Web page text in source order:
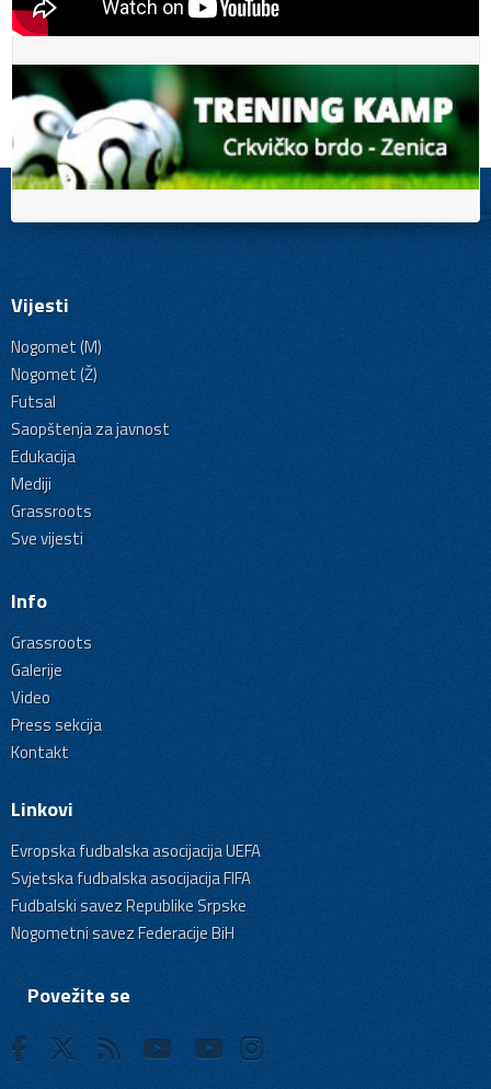
Vijesti
Nogomet (M)
Nogomet (Ž)
Futsal
Saopštenja za javnost
Edukacija
Mediji
Grassroots
Sve vijesti
Info
Grassroots
Galerije
Video
Press sekcija
Kontakt
Linkovi
Evropska fudbalska asocijacija UEFA
Svjetska fudbalska asocijacija FIFA
Fudbalski savez Republike Srpske
Nogometni savez Federacije BiH
Povežite se